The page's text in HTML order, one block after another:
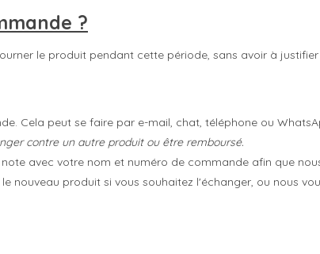
?
le produit pendant cette période, sans avoir à
Cela peut se faire par e-mail, chat, téléphone ou
contre un autre produit ou être remboursé.
avec votre nom et numéro de commande afin que
nouveau produit si vous souhaitez l'échanger, ou nous